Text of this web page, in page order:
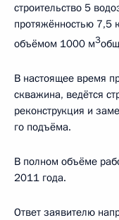
строительство 5
протяжённостью 7,5
объёмом 1000 м3
В настоящее время
скважина, ведётся
реконструкция и
го подъёма.
В полном объёме
2011 года.
Ответ заявителю